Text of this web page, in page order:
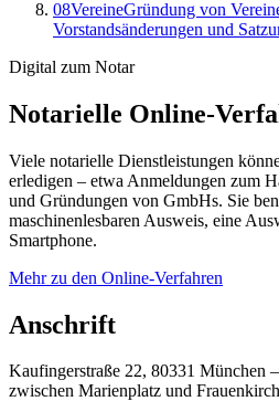
08VereineGründung von
Vorstandsänderungen und
Digital zum Notar
Notarielle Online-
Viele notarielle Dienstleistungen
erledigen – etwa Anmeldungen zum
und Gründungen von GmbHs. Sie
maschinenlesbaren Ausweis, eine
Smartphone.
Mehr zu den Online-Verfahren
Anschrift
Kaufingerstraße 22, 80331 München
zwischen Marienplatz und